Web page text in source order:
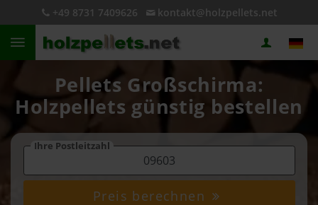
+49 8731 7409626 kontakt@holzpellets.net
Pellets Großschirma:
Holzpellets günstig bestellen
Ihre Postleitzahl
Preis berechnen